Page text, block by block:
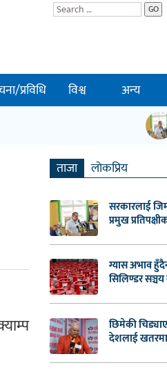
GO
प्रविधि विश्व अन्य
ताजा लाेकप्रिय
सरकारलाई
प्रमुख
ग्यास अभाव
सिलिण्डर सञ्चय
छिमेकी
देशलाई खतरमा